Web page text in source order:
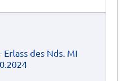
Erlass des Nds. MI